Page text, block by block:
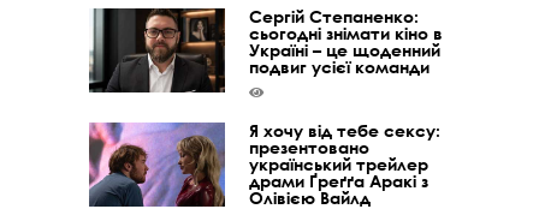
Сергій Степаненко:
сьогодні знімати кіно в
Україні – це щоденний
подвиг усієї команди
Я хочу від тебе сексу:
презентовано
український трейлер
драми Ґреґґа Аракі з
Олівією Вайлд